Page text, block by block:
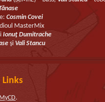
Cosmin Covei
MasterMix
Ionuţ Dumitrache
şiVali Stancu
Links
MyCD.